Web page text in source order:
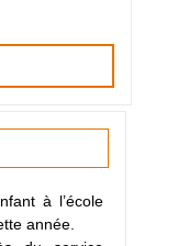
à l’école
année.